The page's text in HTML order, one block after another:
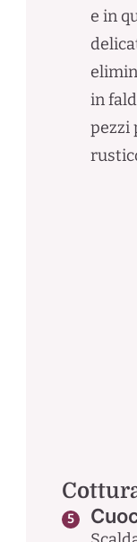
e in
in
pezzi